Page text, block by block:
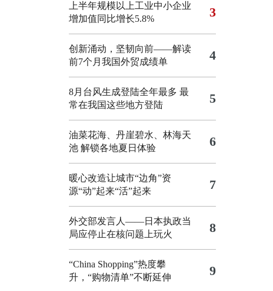
上半年规模以上工业中小企业
增加值同比增长5.8%
3
创新涌动，坚韧向前——解读
前7个月我国外贸成绩单
4
8月台风生成登陆全年最多 最
常在我国这些地方登陆
5
油菜花海、丹崖碧水、林海天
池 解锁各地夏日体验
6
暖心改造让城市“边角”资
源“动”起来“活”起来
7
外交部发言人——日本执政当
局应停止在核问题上玩火
8
“China Shopping”热度攀
升，“购物清单”不断延伸
9